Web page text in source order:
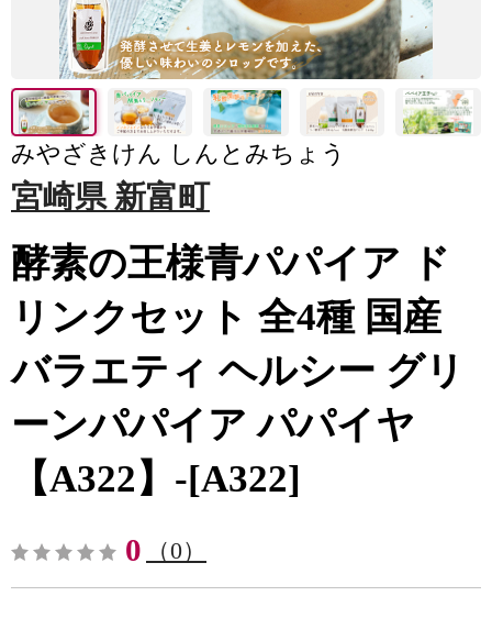
みやざきけん しんとみちょう
宮崎県 新富町
酵素の王様青パパイア ド
リンクセット 全4種 国産
バラエティ ヘルシー グリ
ーンパパイア パパイヤ
【A322】-[A322]
0 （0）